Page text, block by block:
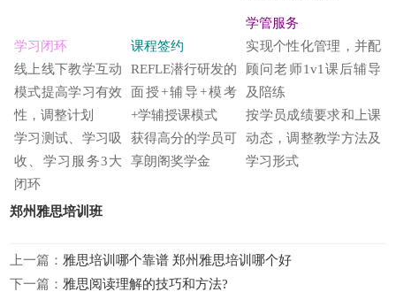
学习闭环
线上线下教学互动
模式提高学习有效
性，调整计划
学习测试、学习吸
收、学习服务3大
闭环
课程签约
REFLE潜行研发的
面授+辅导+模考
+学辅授课模式
获得高分的学员可
享朗阁奖学金
学管服务
实现个性化管理，并配
顾问老师1v1课后辅导
及陪练
按学员成绩要求和上课
动态，调整教学方法及
学习形式
郑州雅思培训班
上一篇： 雅思培训哪个靠谱 郑州雅思培训哪个好
下一篇： 雅思阅读理解的技巧和方法?